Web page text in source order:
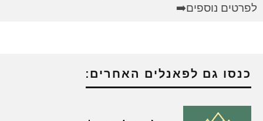
לפרטים נוספים➡️
כנסו גם לפאנלים האחרים: